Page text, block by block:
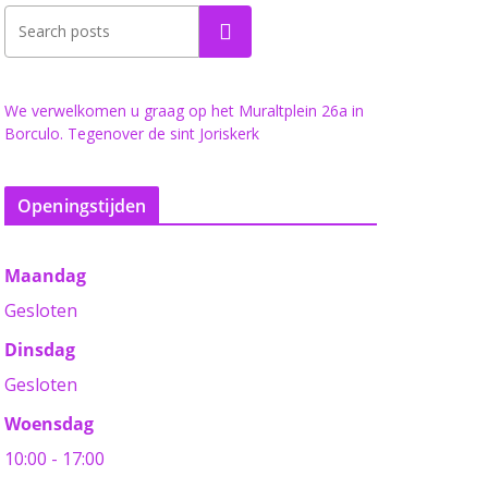
Zoeken
We verwelkomen u graag op het Muraltplein 26a in
Borculo. Tegenover de sint Joriskerk
Openingstijden
Maandag
Gesloten
Dinsdag
Gesloten
Woensdag
10:00 - 17:00